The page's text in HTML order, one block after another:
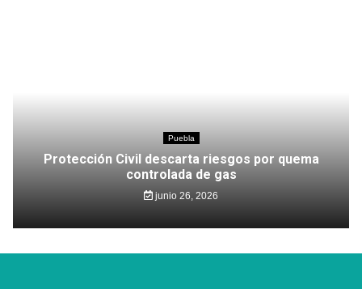
Puebla
Protección Civil descarta riesgos por quema
controlada de gas
junio 26, 2026